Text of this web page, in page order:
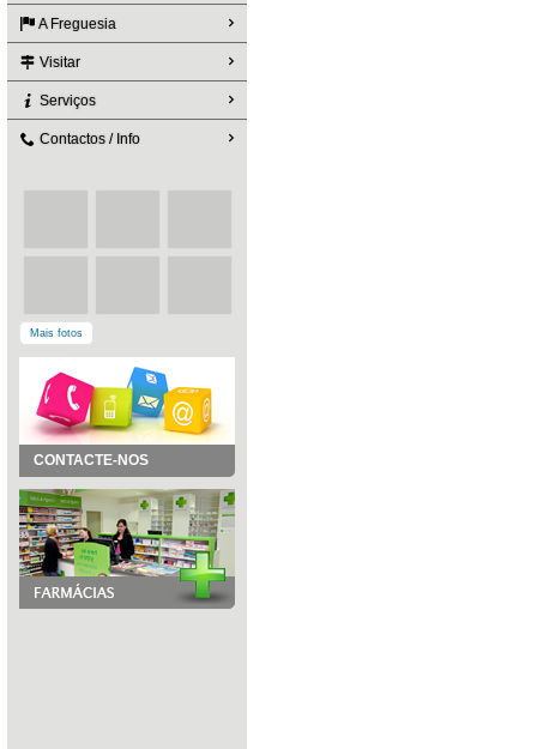
A Freguesia
Visitar
Serviços
Contactos / Info
Mais fotos
CONTACTE-NOS